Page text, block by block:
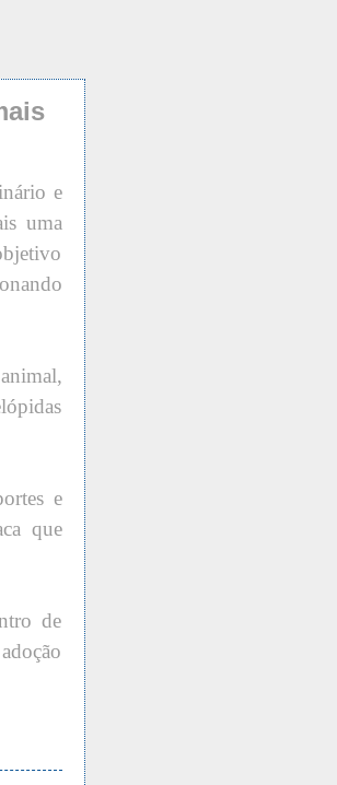
e
uma
e
que
de